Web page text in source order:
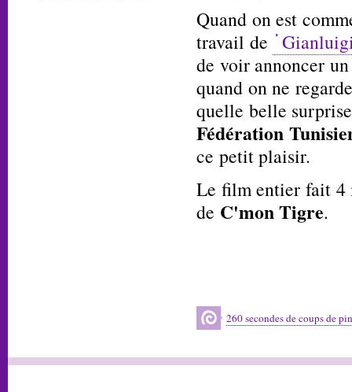
Quand on est
travail de
de voir annoncer
quand on ne
quelle belle
Fédération
ce petit plaisir.
Le film entier fait 4
de C'mon Tigre.
260 secondes de coups de